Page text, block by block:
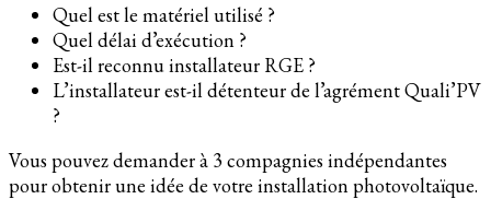
Quel est le matériel utilisé ?
Quel délai d’exécution ?
Est-il reconnu installateur RGE ?
L’installateur est-il détenteur de l’agrément Quali’PV
?
Vous pouvez demander à 3 compagnies indépendantes
pour obtenir une idée de votre installation photovoltaïque.